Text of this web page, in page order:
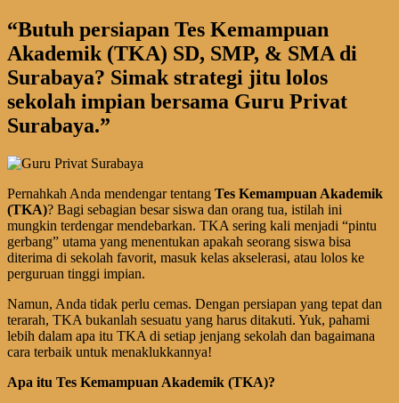
“Butuh persiapan Tes Kemampuan
Akademik (TKA) SD, SMP, & SMA di
Surabaya? Simak strategi jitu lolos
sekolah impian bersama Guru Privat
Surabaya.”
Pernahkah Anda mendengar tentang Tes Kemampuan Akademik
(TKA)? Bagi sebagian besar siswa dan orang tua, istilah ini
mungkin terdengar mendebarkan. TKA sering kali menjadi “pintu
gerbang” utama yang menentukan apakah seorang siswa bisa
diterima di sekolah favorit, masuk kelas akselerasi, atau lolos ke
perguruan tinggi impian.
Namun, Anda tidak perlu cemas. Dengan persiapan yang tepat dan
terarah, TKA bukanlah sesuatu yang harus ditakuti. Yuk, pahami
lebih dalam apa itu TKA di setiap jenjang sekolah dan bagaimana
cara terbaik untuk menaklukkannya!
Apa itu Tes Kemampuan Akademik (TKA)?